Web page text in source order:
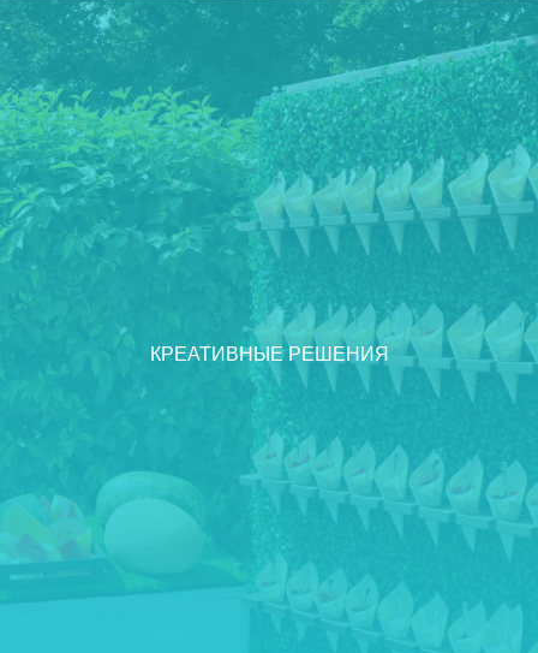
КРЕАТИВНЫЕ РЕШЕНИЯ